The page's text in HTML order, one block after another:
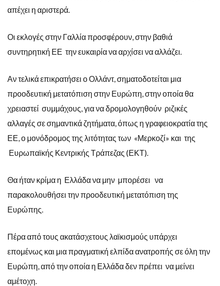
απέχει η αριστερά.
Οι εκλογές στην Γαλλία προσφέρουν, στην βαθιά
συντηρητική ΕΕ την ευκαιρία να αρχίσει να αλλάζει.
Αν τελικά επικρατήσει ο Ολλάντ, σηματοδοτείται μια
προοδευτική μετατόπιση στην Ευρώπη, στην οποία θα
χρειαστεί συμμάχους, για να δρομολογηθούν ριζικές
αλλαγές σε σημαντικά ζητήματα, όπως η γραφειοκρατία της
ΕΕ, ο μονόδρομος της λιτότητας των «Μερκοζί» και της
Ευρωπαϊκής Κεντρικής Τράπεζας (ΕΚΤ).
Θα ήταν κρίμα η Ελλάδα να μην μπορέσει να
παρακολουθήσει την προοδευτική μετατόπιση της
Ευρώπης.
Πέρα από τους ακατάσχετους λαϊκισμούς υπάρχει
επομένως και μια πραγματική ελπίδα ανατροπής σε όλη την
Ευρώπη, από την οποία η Ελλάδα δεν πρέπει να μείνει
αμέτοχη.